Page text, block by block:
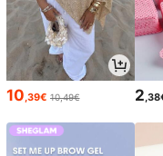
10,39€ 10,49€ 2